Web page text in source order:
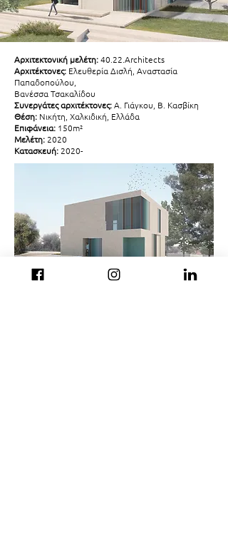
Αρχιτεκτονική μελέτη:40.22.Architects
Αρχιτέκτονες: Ελευθερία Δισλή, Αναστασία
Παπαδοπούλου,
Βανέσσα Τσακαλίδου
Συνεργάτες αρχιτέκτονες:Α. Γιάγκου, Β. Κασβίκη
Θέση: Νικήτη, Χαλκιδική, Ελλάδα
Επιφάνεια: 150m²
Μελέτη: 2020
Κατασκευή: 2020-